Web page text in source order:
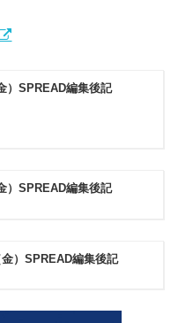
）SPREAD編集後記
）SPREAD編集後記
）SPREAD編集後記